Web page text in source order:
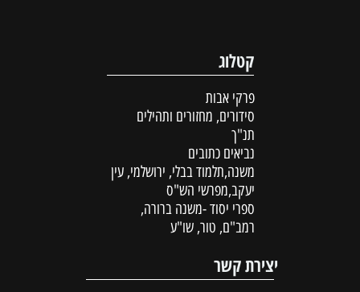
קטלוג
פרקי אבות
סידורים, מחזורים ותהילים
תנ"ך
נביאים כתובים
משנה,תלמוד בבלי, ירושלמי, עין
יעקב,מפרשי הש"ס
ספרי יסוד -משנה ברורה,
רמב"ם, טור, שו"ע
יצירת קשר